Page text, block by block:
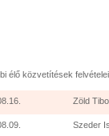
élő közvetítések
Zöld
Szeder